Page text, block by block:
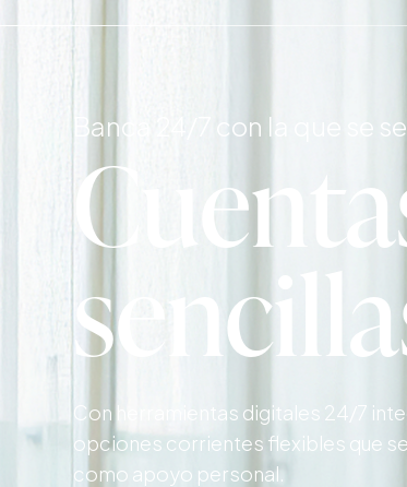
Banca 24/7 con la que se
Con herramientas digitales 24/7
opciones corrientes flexibles que
como apoyo personal.